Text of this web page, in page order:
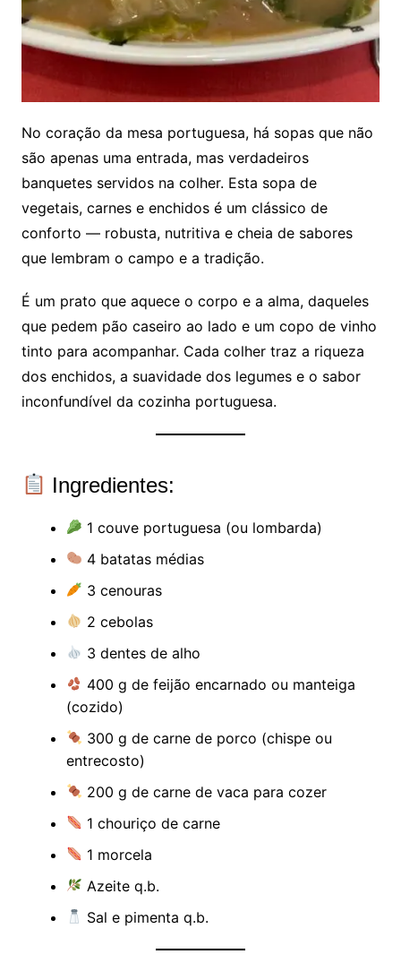
No coração da mesa portuguesa, há sopas que não
são apenas uma entrada, mas verdadeiros
banquetes servidos na colher. Esta sopa de
vegetais, carnes e enchidos é um clássico de
conforto — robusta, nutritiva e cheia de sabores
que lembram o campo e a tradição.
É um prato que aquece o corpo e a alma, daqueles
que pedem pão caseiro ao lado e um copo de vinho
tinto para acompanhar. Cada colher traz a riqueza
dos enchidos, a suavidade dos legumes e o sabor
inconfundível da cozinha portuguesa.
Ingredientes:
1 couve portuguesa (ou lombarda)
4 batatas médias
3 cenouras
2 cebolas
3 dentes de alho
400 g de feijão encarnado ou manteiga
(cozido)
300 g de carne de porco (chispe ou
entrecosto)
200 g de carne de vaca para cozer
1 chouriço de carne
1 morcela
Azeite q.b.
Sal e pimenta q.b.